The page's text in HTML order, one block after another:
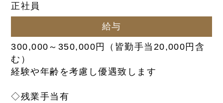
正社員
給与
300,000～350,000円（皆勤手当20,000円含
む）
経験や年齢を考慮し優遇致します
◇残業手当有